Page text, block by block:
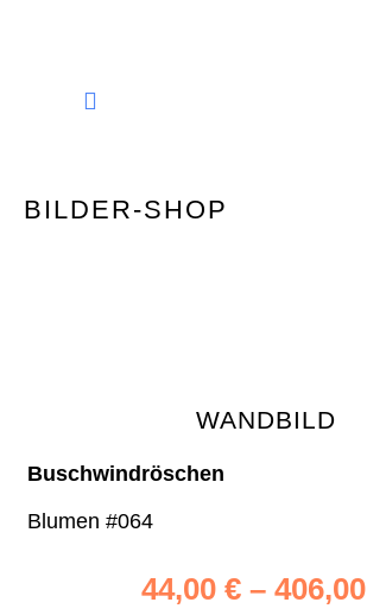
BILDER-SHOP
WANDBILD
Buschwindröschen
Blumen #064
44,00 € – 406,00